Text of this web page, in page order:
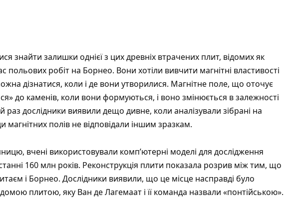
знайти залишки однієї з цих древніх втрачених плит, відомих як
польових робіт на Борнео. Вони хотіли вивчити магнітні властивості
дізнатися, коли і де вони утворилися. Магнітне поле, що оточує
до каменів, коли вони формуються, і воно змінюється в залежності
раз дослідники виявили дещо дивне, коли аналізували зібрані на
магнітних полів не відповідали іншим зразкам.
вчені використовували комп’ютерні моделі для дослідження
160 млн років. Реконструкція плити показала розрив між тим, що
і Борнео. Дослідники виявили, що це місце насправді було
плитою, яку Ван де Лагемаат і її команда назвали «понтійською».